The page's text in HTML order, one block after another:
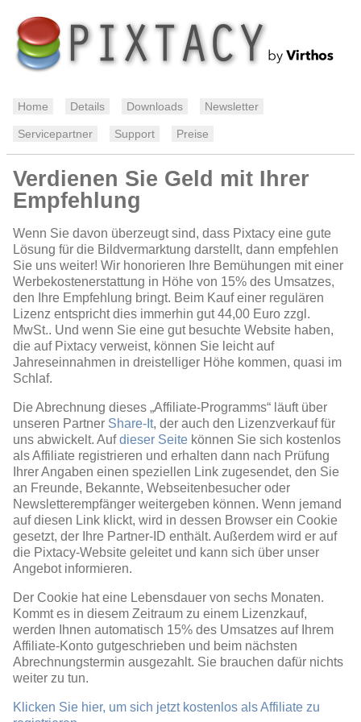
Home Details Downloads Newsletter
Servicepartner Support Preise
Verdienen Sie Geld mit Ihrer
Empfehlung
Wenn Sie davon überzeugt sind, dass Pixtacy eine gute
Lösung für die Bildvermarktung darstellt, dann empfehlen
Sie uns weiter! Wir honorieren Ihre Bemühungen mit einer
Werbekostenerstattung in Höhe von 15% des Umsatzes,
den Ihre Empfehlung bringt. Beim Kauf einer regulären
Lizenz entspricht dies immerhin gut 44,00 Euro zzgl.
MwSt.. Und wenn Sie eine gut besuchte Website haben,
die auf Pixtacy verweist, können Sie leicht auf
Jahreseinnahmen in dreistelliger Höhe kommen, quasi im
Schlaf.
Die Abrechnung dieses „Affiliate-Programms“ läuft über
unseren Partner Share-It, der auch den Lizenzverkauf für
uns abwickelt. Aufdieser Seite können Sie sich kostenlos
als Affiliate registrieren und erhalten dann nach Prüfung
Ihrer Angaben einen speziellen Link zugesendet, den Sie
an Freunde, Bekannte, Webseitenbesucher oder
Newsletterempfänger weitergeben können. Wenn jemand
auf diesen Link klickt, wird in dessen Browser ein Cookie
gesetzt, der Ihre Partner-ID enthält. Außerdem wird er auf
die Pixtacy-Website geleitet und kann sich über unser
Angebot informieren.
Der Cookie hat eine Lebensdauer von sechs Monaten.
Kommt es in diesem Zeitraum zu einem Lizenzkauf,
werden Ihnen automatisch 15% des Umsatzes auf Ihrem
Affiliate-Konto gutgeschrieben und beim nächsten
Abrechnungstermin ausgezahlt. Sie brauchen dafür nichts
weiter zu tun.
Klicken Sie hier, um sich jetzt kostenlos als Affiliate zu